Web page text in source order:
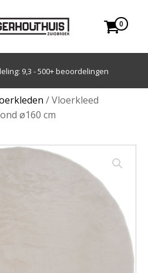
0
Achteraf betalen met Klarna
/ Vloerkleed
ø160 cm